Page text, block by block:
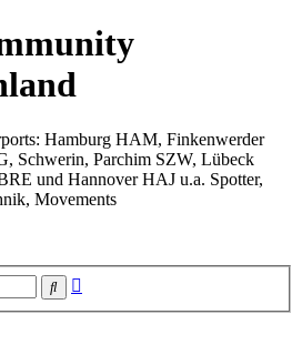
Hamburg HAM, Finkenwerder
Schwerin, Parchim SZW, Lübeck
und Hannover HAJ u.a. Spotter,
Movements
Suche